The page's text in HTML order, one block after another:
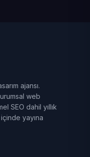
ajansı.
web
SEO dahil yıllık
yayına